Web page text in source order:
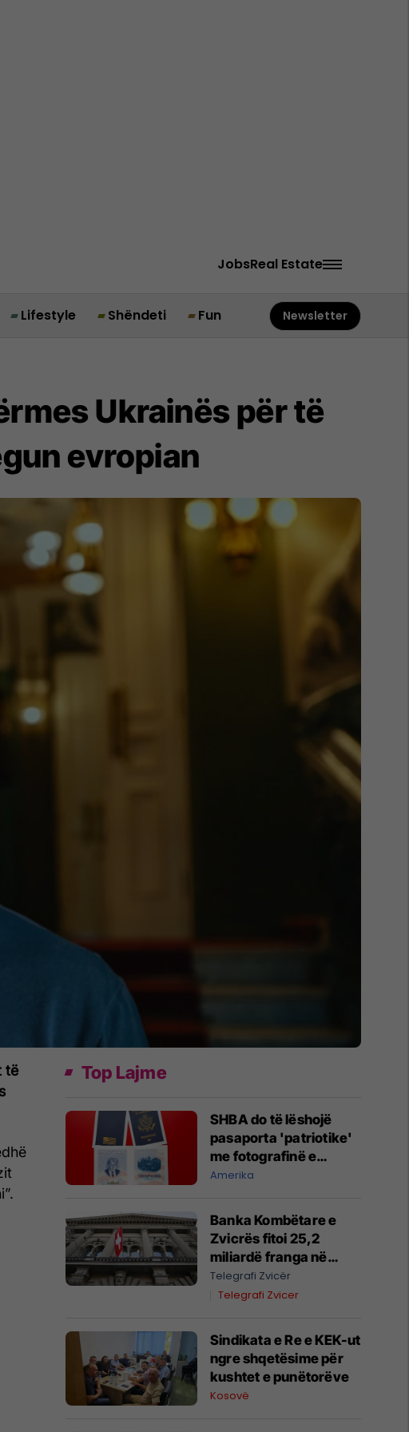
JobsReal Estate
Lifestyle Shëndeti Fun Newsletter
Ukrainës për të
evropian
të
Top Lajme
SHBA do të lëshojë
pasaporta 'patriotike'
me fotografinë e
Trumpit
Amerika
Banka Kombëtare e
Zvicrës fitoi 25,2
miliardë franga në
gjashtëmujorin e parë
të vitit 2026
Telegrafi Zvicër
Telegrafi Zvicer
Sindikata e Re e KEK-ut
ngre shqetësime për
kushtet e punëtorëve
Kosovë